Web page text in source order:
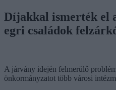
Díjakkal ismerték el
egri családok
A járvány idején felmerülő
önkormányzatot több városi